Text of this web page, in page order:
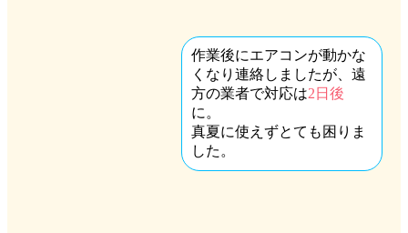
作業後にエアコンが動かな
くなり連絡しましたが、遠
方の業者で対応は2日後
に。
真夏に使えずとても困りま
した。